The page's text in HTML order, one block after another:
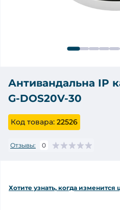
Антивандальна IP
G-DOS20V-30
Код товара: 22526
Отзывы: 0
Хотите узнать, когда изменится